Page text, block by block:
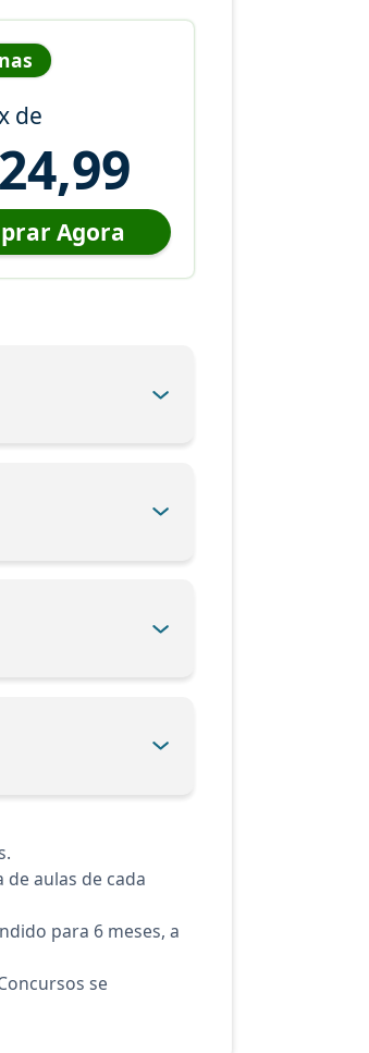
de
24,99
Agora
aulas de cada
para 6 meses, a
se